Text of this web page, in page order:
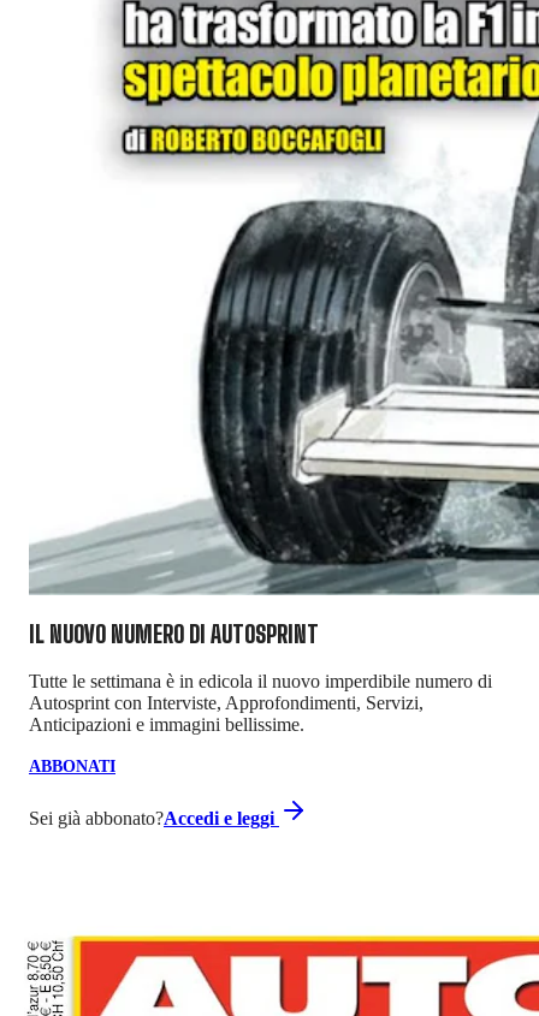
IL NUOVO NUMERO DI AUTOSPRINT
Tutte le settimana è in edicola il nuovo imperdibile numero di
Autosprint con Interviste, Approfondimenti, Servizi,
Anticipazioni e immagini bellissime.
ABBONATI
Sei già abbonato?Accedi e leggi